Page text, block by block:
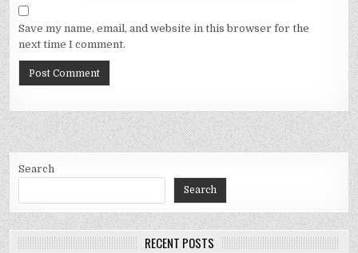
Save my name, email, and website in this browser for the
next time I comment.
Search
Search
RECENT POSTS